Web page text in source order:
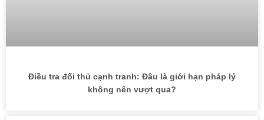
Điều tra đối thủ cạnh tranh: Đâu là giới hạn pháp lý
không nên vượt qua?